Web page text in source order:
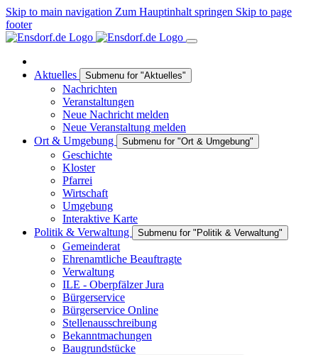
Skip to main navigation Zum Hauptinhalt springen Skip to page
footer
Aktuelles Submenu for "Aktuelles"
Nachrichten
Veranstaltungen
Neue Nachricht melden
Neue Veranstaltung melden
Ort & Umgebung
Submenu for "Ort & Umgebung"
Geschichte
Kloster
Pfarrei
Wirtschaft
Umgebung
Interaktive Karte
Politik & Verwaltung
Submenu for "Politik & Verwaltung"
Gemeinderat
Ehrenamtliche Beauftragte
Verwaltung
ILE - Oberpfälzer Jura
Bürgerservice
Bürgerservice Online
Stellenausschreibung
Bekanntmachungen
Baugrundstücke